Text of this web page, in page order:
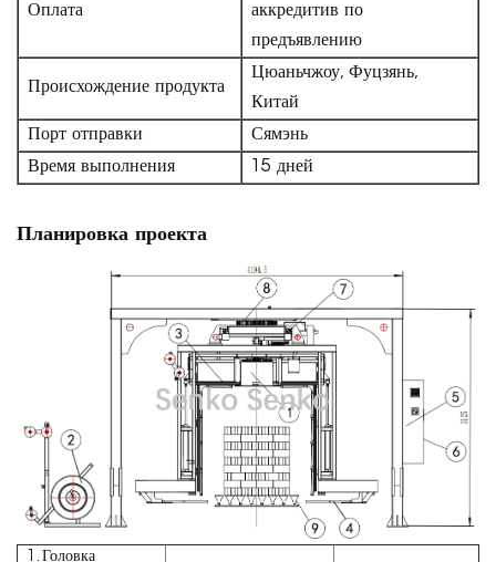
Оплата
аккредитив по
предъявлению
Происхождение продукта
Цюаньчжоу, Фуцзянь,
Китай
Порт отправки
Сямэнь
Время выполнения
15 дней
Планировка проекта
1. Головка